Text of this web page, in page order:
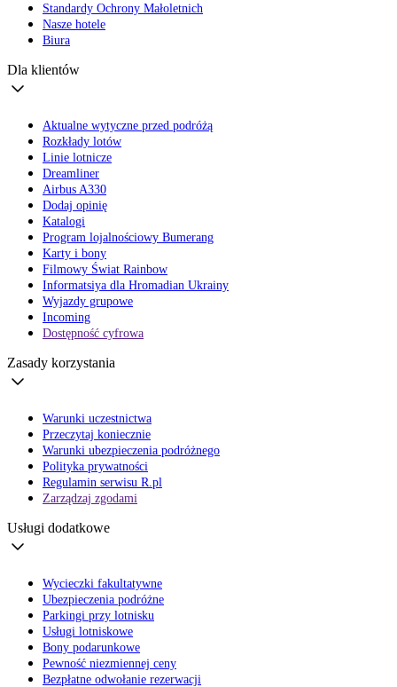
Standardy Ochrony Małoletnich
Nasze hotele
Biura
Dla klientów
Aktualne wytyczne przed podróżą
Rozkłady lotów
Linie lotnicze
Dreamliner
Airbus A330
Dodaj opinię
Katalogi
Program lojalnościowy Bumerang
Karty i bony
Filmowy Świat Rainbow
Informatsiya dla Hromadian Ukrainy
Wyjazdy grupowe
Incoming
Dostępność cyfrowa
Zasady korzystania
Warunki uczestnictwa
Przeczytaj koniecznie
Warunki ubezpieczenia podróżnego
Polityka prywatności
Regulamin serwisu R.pl
Zarządzaj zgodami
Usługi dodatkowe
Wycieczki fakultatywne
Ubezpieczenia podróżne
Parkingi przy lotnisku
Usługi lotniskowe
Bony podarunkowe
Pewność niezmiennej ceny
Bezpłatne odwołanie rezerwacji